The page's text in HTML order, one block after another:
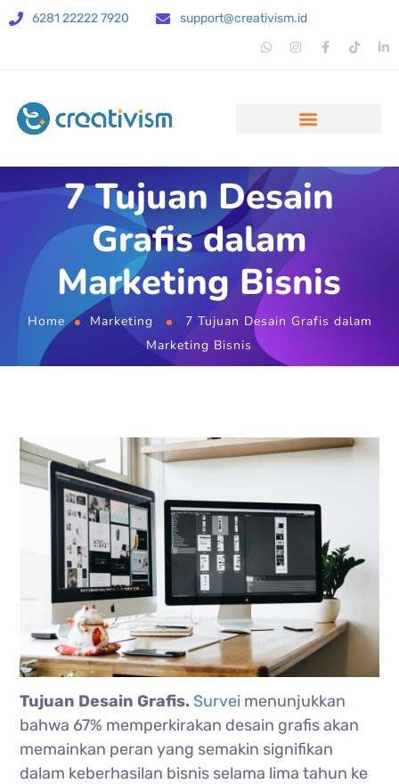
6281 22222 7920 support@creativism.id
7 Tujuan Desain
Grafis dalam
Marketing Bisnis
Home Marketing
7 Tujuan Desain Grafis dalam
Marketing Bisnis
Tujuan Desain Grafis. Survei menunjukkan
bahwa 67% memperkirakan desain grafis akan
memainkan peran yang semakin signifikan
dalam keberhasilan bisnis selama lima tahun ke